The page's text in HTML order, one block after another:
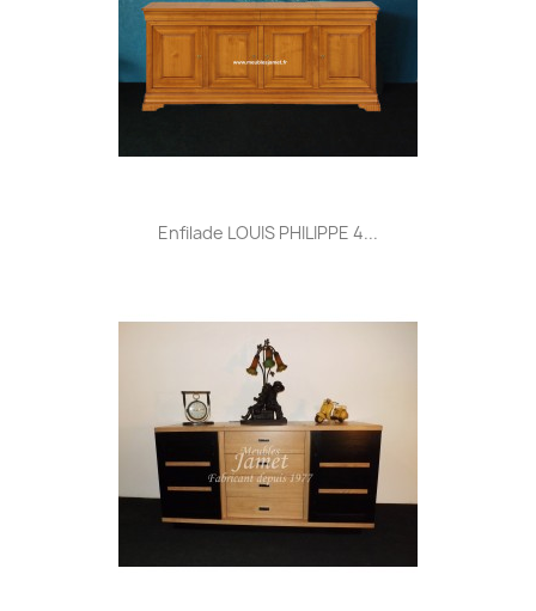
Enfilade LOUIS PHILIPPE 4...